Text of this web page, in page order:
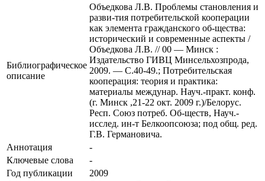
Библиографическое
описание
Объедкова Л.В. Проблемы становления и
разви-тия потребительской кооперации
как элемента гражданского об-щества:
исторический и современные аспекты /
Объедкова Л.В. // 00 — Минск :
Издательство ГИВЦ Минсельхозпрода,
2009. — С.40-49.; Потребительская
кооперация: теория и практика:
материалы междунар. Науч.-практ. конф.
(г. Минск ,21-22 окт. 2009 г.)/Белорус.
Респ. Союз потреб. Об-ществ, Науч.-
исслед. ин-т Белкоопсоюза; под общ. ред.
Г.В. Германовича.
Аннотация
-
Ключевые cлова
-
Год публикации
2009